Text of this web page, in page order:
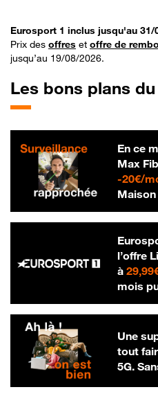
Eurosport 1 inclus jusqu'au 31/
Prix des offres et offre de
jusqu’au 19/08/2026.
Les bons plans
En ce
Max
-20€/
l’offre
à
mois
Une
tout
5G.